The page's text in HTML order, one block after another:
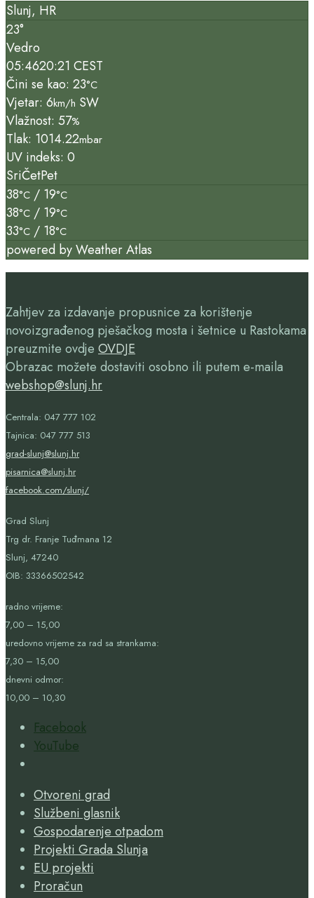
Slunj, HR
23°
Vedro
05:4620:21 CEST
Čini se kao: 23°C
Vjetar: 6km/h SW
Vlažnost: 57%
Tlak: 1014.22mbar
UV indeks: 0
SriČetPet
38°C / 19°C
38°C / 19°C
33°C / 18°C
powered byWeather Atlas
Zahtjev za izdavanje propusnice za korištenje
novoizgrađenog pješačkog mosta i šetnice u Rastokama
preuzmite ovdje OVDJE
Obrazac možete dostaviti osobno ili putem e-maila
webshop@slunj.hr
Centrala: 047 777 102
Tajnica: 047 777 513
grad-slunj@slunj.hr
pisarnica@slunj.hr
facebook.com/slunj/
Grad Slunj
Trg dr. Franje Tuđmana 12
Slunj, 47240
OIB: 33366502542
radno vrijeme:
7,00 – 15,00
uredovno vrijeme za rad sa strankama:
7,30 – 15,00
dnevni odmor:
10,00 – 10,30
Facebook
YouTube
Window
Otvoreni grad
Službeni glasnik
Gospodarenje otpadom
Projekti Grada Slunja
EU projekti
Proračun